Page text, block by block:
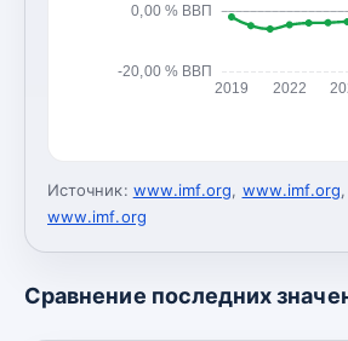
-20,00 % ВВП
0,00 % ВВП
2019 2022
Источник: www.imf.org, www.imf.org
www.imf.org
Сравнение последних